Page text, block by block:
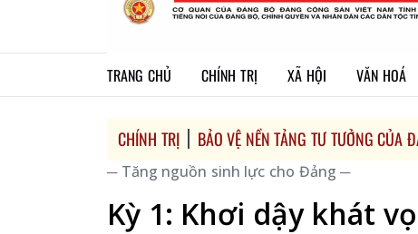
TRANG CHỦ CHÍNH TRỊ XÃ HỘI VĂN HOÁ
CHÍNH TRỊ BẢO VỆ NỀN TẢNG TƯ TƯỞNG CỦA
─ Tăng nguồn sinh lực cho Đảng ─
Kỳ 1: Khơi dậy khát